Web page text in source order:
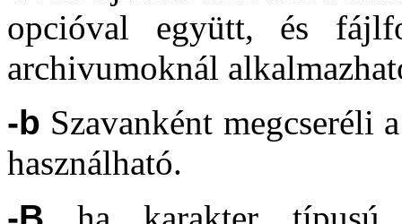
opcióval együtt, és
archivumoknál
-b Szavanként megcseréli
használható.